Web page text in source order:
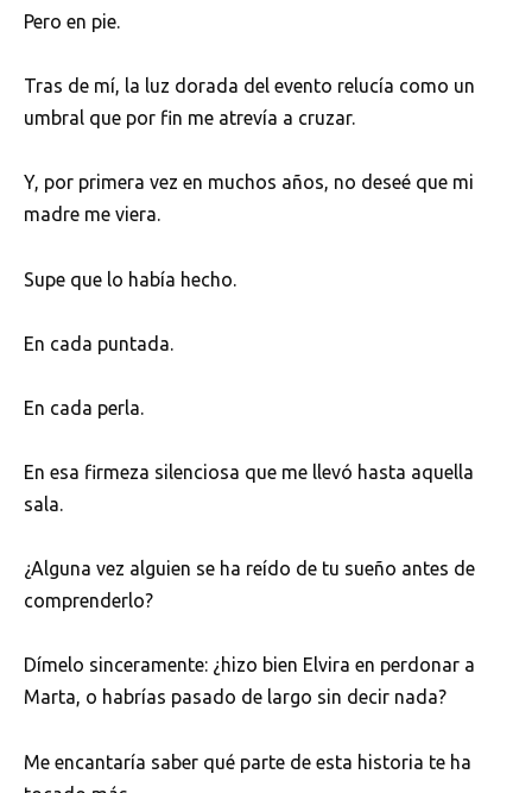
Pero en pie.
Tras de mí, la luz dorada del evento relucía como un
umbral que por fin me atrevía a cruzar.
Y, por primera vez en muchos años, no deseé que mi
madre me viera.
Supe que lo había hecho.
En cada puntada.
En cada perla.
En esa firmeza silenciosa que me llevó hasta aquella
sala.
¿Alguna vez alguien se ha reído de tu sueño antes de
comprenderlo?
Dímelo sinceramente: ¿hizo bien Elvira en perdonar a
Marta, o habrías pasado de largo sin decir nada?
Me encantaría saber qué parte de esta historia te ha